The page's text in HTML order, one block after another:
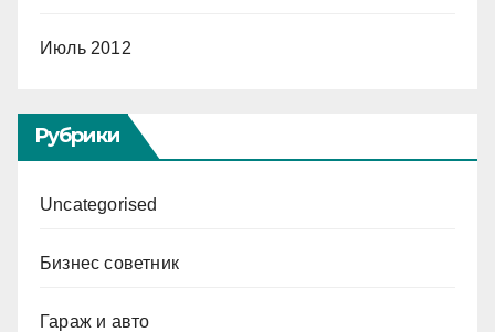
Июль 2012
Рубрики
Uncategorised
Бизнес советник
Гараж и авто